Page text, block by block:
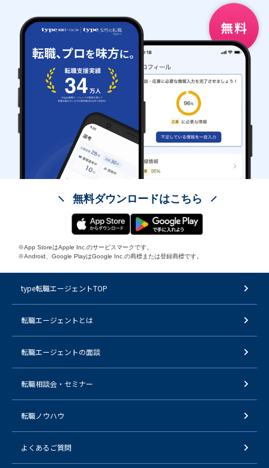
無料ダウンロードはこちら
※App StoreはApple Inc.のサービスマークです。
※Android、Google PlayはGoogle Inc.の商標または登録商標です。
type転職エージェントTOP
転職エージェントとは
転職エージェントの面談
転職相談会・セミナー
転職ノウハウ
よくあるご質問